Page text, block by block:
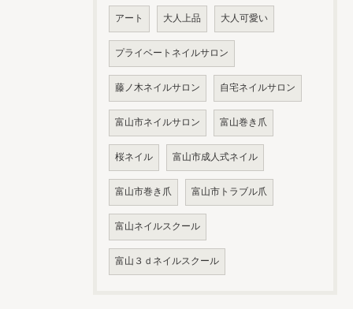
アート 大人上品 大人可愛い
プライベートネイルサロン
藤ノ木ネイルサロン 自宅ネイルサロン
富山市ネイルサロン 富山巻き爪
桜ネイル 富山市成人式ネイル
富山市巻き爪 富山市トラブル爪
富山ネイルスクール
富山３ｄネイルスクール